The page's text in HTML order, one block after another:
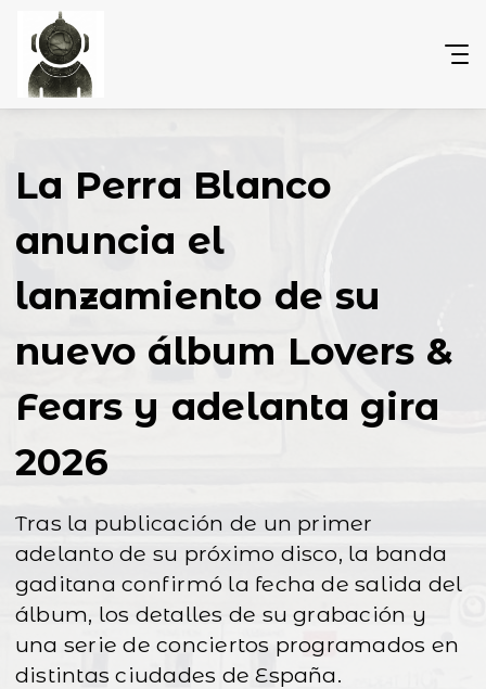
La Perra Blanco
anuncia el
lanzamiento de su
nuevo álbum Lovers &
Fears y adelanta gira
2026
Tras la publicación de un primer
adelanto de su próximo disco, la banda
gaditana confirmó la fecha de salida del
álbum, los detalles de su grabación y
una serie de conciertos programados en
distintas ciudades de España.